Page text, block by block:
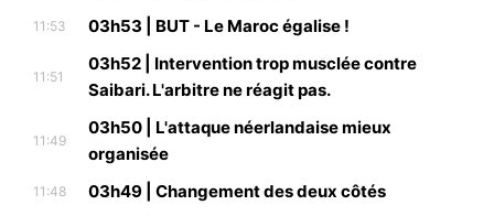
11:53 03h53 | BUT - Le Maroc égalise !
11:51
03h52 | Intervention trop musclée contre
Saibari. L'arbitre ne réagit pas.
11:49
03h50 | L'attaque néerlandaise mieux
organisée
11:48 03h49 | Changement des deux côtés